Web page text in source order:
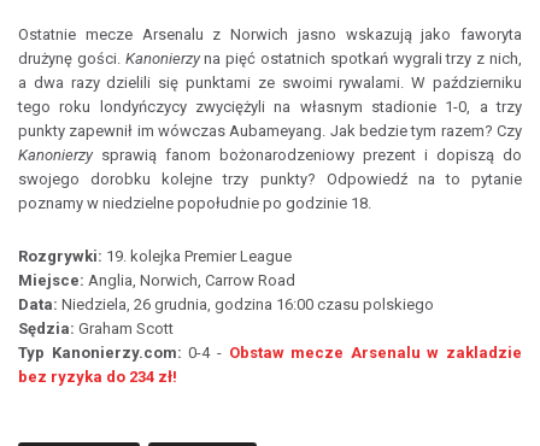
Ostatnie mecze Arsenalu z Norwich jasno wskazują jako faworyta
drużynę gości. Kanonierzyna pięć ostatnich spotkań wygrali trzy z nich,
a dwa razy dzielili się punktami ze swoimi rywalami. W październiku
tego roku londyńczycy zwyciężyli na własnym stadionie 1-0, a trzy
punkty zapewnił im wówczas Aubameyang. Jak bedzie tym razem? Czy
Kanonierzysprawią fanom bożonarodzeniowy prezent i dopiszą do
swojego dorobku kolejne trzy punkty? Odpowiedź na to pytanie
poznamy w niedzielne popołudnie po godzinie 18.
Rozgrywki: 19. kolejka Premier League
Miejsce: Anglia, Norwich, Carrow Road
Data: Niedziela, 26 grudnia, godzina 16:00 czasu polskiego
Sędzia: Graham Scott
Typ Kanonierzy.com: 0-4 - Obstaw mecze Arsenalu w zakladzie
bez ryzyka do 234 zł!